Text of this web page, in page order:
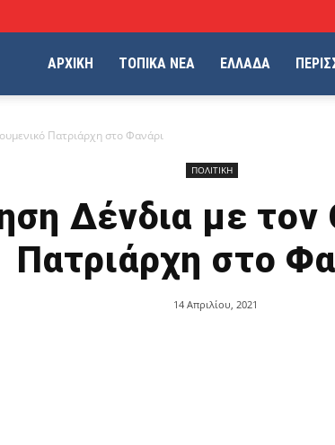
ΑΡΧΙΚΗ ΤΟΠΙΚΑ ΝΕΑ ΕΛΛΑΔΑ
Πατριάρχη στο Φανάρι
ΠΟΛΙΤΙΚΗ
Δένδια με τον
Πατριάρχη στο
14 Απριλίου, 2021